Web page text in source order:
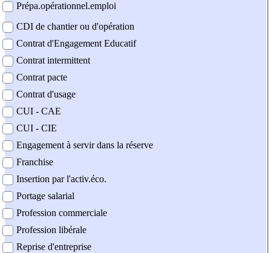
Prépa.opérationnel.emploi
CDI de chantier ou d'opération
Contrat d'Engagement Educatif
Contrat intermittent
Contrat pacte
Contrat d'usage
CUI - CAE
CUI - CIE
Engagement à servir dans la réserve
Franchise
Insertion par l'activ.éco.
Portage salarial
Profession commerciale
Profession libérale
Reprise d'entreprise